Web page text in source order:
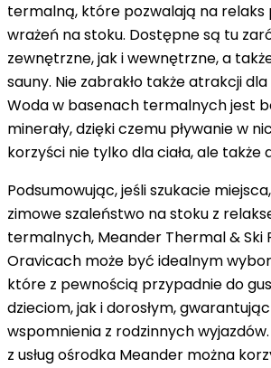
termalną, które pozwalają na relaks
wrażeń na stoku. Dostępne są tu
zewnętrzne, jak i wewnętrzne, a
sauny. Nie zabrakło także atrakcji dla
Woda w basenach termalnych jest
minerały, dzięki czemu pływanie w
korzyści nie tylko dla ciała, ale także
Podsumowując, jeśli szukacie
zimowe szaleństwo na stoku z
termalnych, Meander Thermal & Ski
Oravicach może być idealnym
które z pewnością przypadnie do
dzieciom, jak i dorosłym,
wspomnienia z rodzinnych
z usług ośrodka Meander można